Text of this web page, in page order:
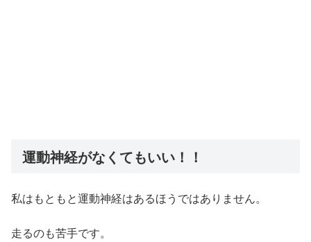
運動神経がなくてもいい！！
私はもともと運動神経はあるほうではありません。
走るのも苦手です。